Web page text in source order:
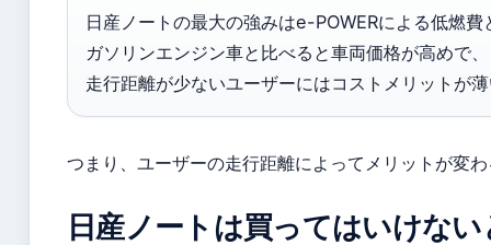
日産ノートの最大の強みはe-POWERによる低燃
ガソリンエンジン車と比べると車両価格が高めで、
走行距離が少ないユーザーにはコストメリットが
つまり、ユーザーの走行距離によってメリットが変
日産ノートは買ってはいけな